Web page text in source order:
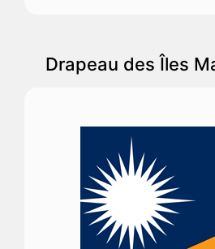
Drapeau des Îles